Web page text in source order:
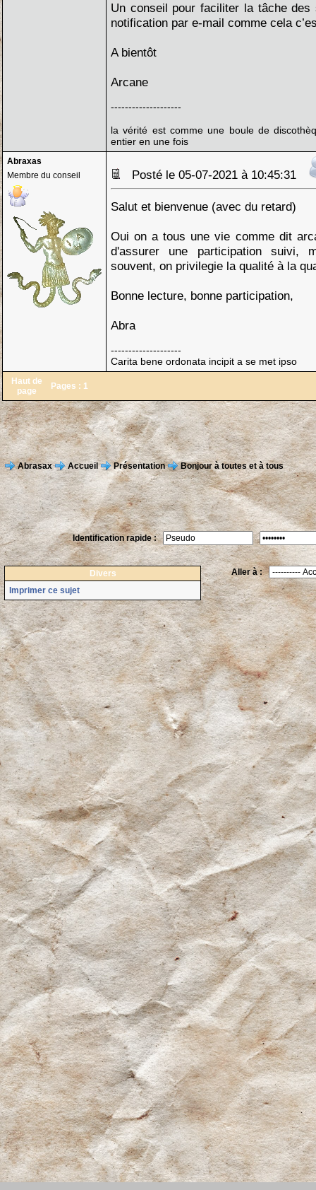
Un conseil pour faciliter la tâche
notification par e-mail comme cela
A bientôt
Arcane
--------------------
la vérité est comme une boule de
entier en une fois
Abraxas
Membre du conseil
Posté le 05-07-2021 à 10:45:31
Salut et bienvenue (avec du retard)
Oui on a tous une vie comme dit
d'assurer une participation suivi,
souvent, on privilegie la qualité à la
Bonne lecture, bonne participation,
Abra
--------------------
Carita bene ordonata incipit a se met ipso
Haut de
page
Pages : 1
Abrasax Accueil Présentation Bonjour à toutes et à tous
Identification rapide :
Divers
Imprimer ce sujet
Aller à :